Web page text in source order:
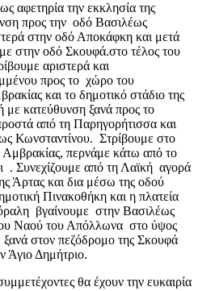
αφετηρία την εκκλησία της
προς την οδό Βασιλέως
στην οδό Αποκάφκη και μετά
στην οδό Σκουφά.στο τέλος του
αριστερά και
προς το χώρο του
και το δημοτικό στάδιο της
με κατεύθυνση ξανά προς το
από τη Παρηγορήτισσα και
Κωνσταντίνου. Στρίβουμε στο
περνάμε κάτω από το
. Συνεχίζουμε από τη Λαϊκή αγορά
Άρτας και δια μέσω της οδού
Πινακοθήκη και η πλατεία
βγαίνουμε στην Βασιλέως
Ναού του Απόλλωνα στο ύψος
ξανά στον πεζόδρομο της Σκουφά
Άγιο Δημήτριο.
θα έχουν την ευκαιρία